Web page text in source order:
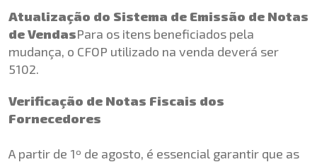
Atualização do Sistema de Emissão de Notas
de VendasPara os itens beneficiados pela
mudança, o CFOP utilizado na venda deverá ser
5102.
Verificação de Notas Fiscais dos
Fornecedores
A partir de 1º de agosto, é essencial garantir que as